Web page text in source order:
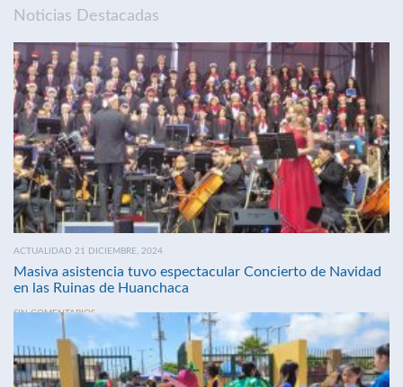
Noticias Destacadas
ACTUALIDAD 21 DICIEMBRE, 2024
Masiva asistencia tuvo espectacular Concierto de Navidad
en las Ruinas de Huanchaca
SIN COMENTARIOS